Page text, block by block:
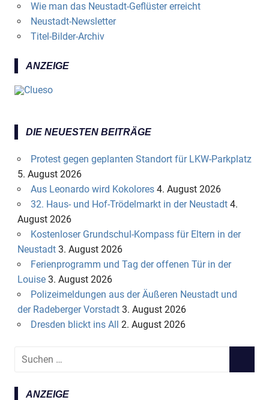
Wie man das Neustadt-Geflüster erreicht
Neustadt-Newsletter
Titel-Bilder-Archiv
ANZEIGE
DIE NEUESTEN BEITRÄGE
Protest gegen geplanten Standort für LKW-Parkplatz
5. August 2026
Aus Leonardo wird Kokolores 4. August 2026
32. Haus- und Hof-Trödelmarkt in der Neustadt 4.
August 2026
Kostenloser Grundschul-Kompass für Eltern in der
Neustadt 3. August 2026
Ferienprogramm und Tag der offenen Tür in der
Louise 3. August 2026
Polizeimeldungen aus der Äußeren Neustadt und
der Radeberger Vorstadt 3. August 2026
Dresden blickt ins All 2. August 2026
c
ANZEIGE